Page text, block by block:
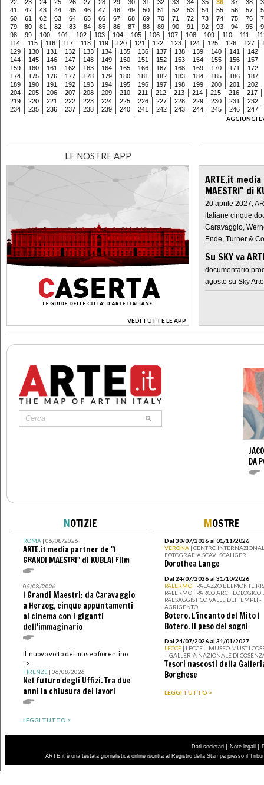
22 23 24 25 26 27 28 29 30 31 32 33 34 35 36 37 38
41
42 43 44 45 46 47 48 49 50 51 52 53 54 55 56 57
60
61 62 63 64 65 66 67 68 69 70 71 72 73 74 75 76
79
80 81 82 83 84 85 86 87 88 89 90 91 92 93 94 95
98
99 100 101 102 103 104 105 106 107 108 109 110 111
114
115 116 117 118 119 120 121 122 123 124 125 126 127
129
130 131 132 133 134 135 136 137 138 139 140 141
142
144
145 146 147 148 149 150 151 152 153 154 155 156
157
159
160 161 162 163 164 165 166 167 168 169 170 171
172
174
175 176 177 178 179 180 181 182 183 184 185 186
187
189
190 191 192 193 194 195 196 197 198 199 200 201
202
204
205 206 207 208 209 210 211 212 213 214 215 216
217
219
220 221 222 223 224 225 226 227 228 229 230 231
232
234
235 236 237 238 239 240 241 242 243 244 245 246
247
AGGIUNGI
LE NOSTRE APP
VEDI TUTTE LE APP
>
ARTE.it
MAESTRI" di
20 aprile 2027,
italiane cinque
Caravaggio,
Ende, Turner &
Su SKY va
documentario
agosto su Sky Arte
DA
NOTIZIE
ROMA| 06/08/2026
ARTE.it media partner de "I
GRANDI MAESTRI" di KUBLAI Film
06/08/2026
I Grandi Maestri: da Caravaggio
a Herzog, cinque appuntamenti
al cinema con i giganti
dell'immaginario
Il nuovo volto del museo fiorentino
">
FIRENZE| 06/08/2026
Nel futuro degli Uffizi. Tra due
anni la chiusura dei lavori
LEGGI TUTTO >
MOSTRE
Dal 30/07/2026 al 01/11/2026
VERONA | CENTRO
FOTOGRAFIA SCAVI SCALIGERI
Dorothea Lange
Dal 24/07/2026 al 31/10/2026
PALERMO | PALAZZO BELMONTE
PALERMO I PARCO ARCHEOLOGICO
PAESAGGISTICO VALLE DEI TEMPLI -
AGRIGENTO
Botero. L’incanto del Mito I
Botero. Il peso dei sogni
Dal 24/07/2026 al 31/01/2027
LECCE | LECCE – MUSEO MUST I
– GALLERIA NAZIONALE DI
Tesori nascosti della
Borghese
LEGGI TUTTO >
Dati societari | Note legali |
ARTE.it è una testata giornalistica online iscritta al Registro della Stampa presso il